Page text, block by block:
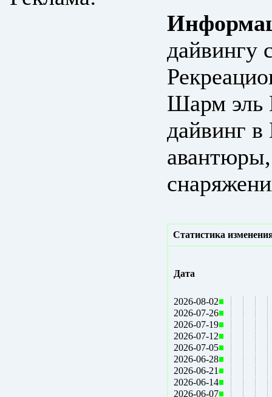
дайвингу
Шарм эль
дайвинг
Статистика
Дата
2026-08-02
2026-07-26
2026-07-19
2026-07-12
2026-07-05
2026-06-28
2026-06-21
2026-06-14
2026-06-07